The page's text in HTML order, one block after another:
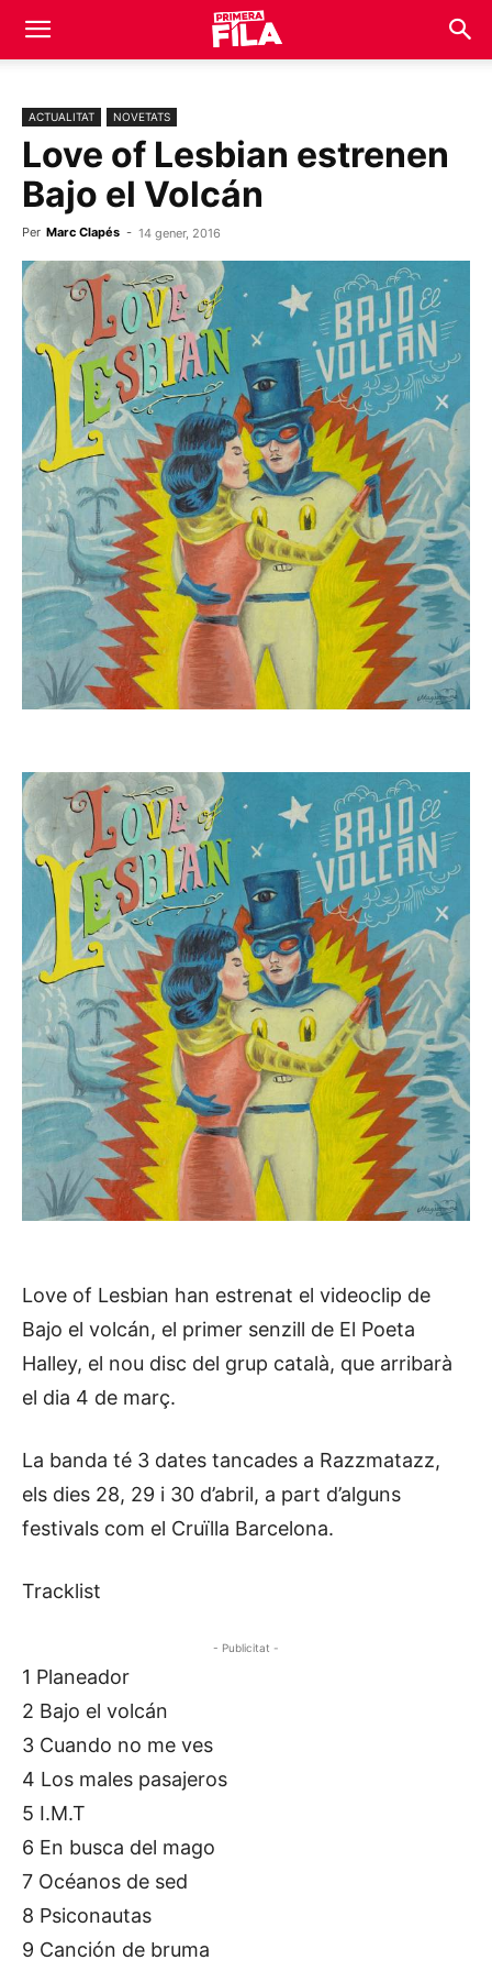
ACTUALITAT NOVETATS
Love of Lesbian estrenen
Bajo el Volcán
Per Marc Clapés - 14 gener, 2016
Love of Lesbian han estrenat el videoclip de
Bajo el volcán, el primer senzill de El Poeta
Halley, el nou disc del grup català, que arribarà
el dia 4 de març.
La banda té 3 dates tancades a Razzmatazz,
els dies 28, 29 i 30 d’abril, a part d’alguns
festivals com el Cruïlla Barcelona.
Tracklist
- Publicitat -
1 Planeador
2 Bajo el volcán
3 Cuando no me ves
4 Los males pasajeros
5 I.M.T
6 En busca del mago
7 Océanos de sed
8 Psiconautas
9 Canción de bruma